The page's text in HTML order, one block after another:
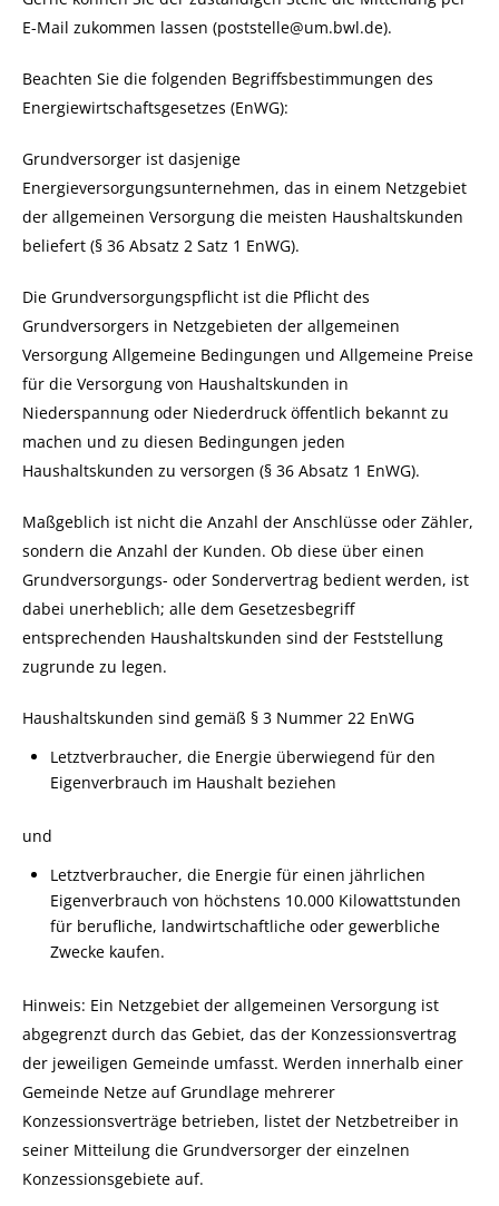
E-Mail zukommen lassen (poststelle@um.bwl.de).
Beachten Sie die folgenden Begriffsbestimmungen des
Energiewirtschaftsgesetzes (EnWG):
Grundversorger ist dasjenige
Energieversorgungsunternehmen, das in einem Netzgebiet
der allgemeinen Versorgung die meisten Haushaltskunden
beliefert (§ 36 Absatz 2 Satz 1 EnWG).
Die Grundversorgungspflicht ist die Pflicht des
Grundversorgers in Netzgebieten der allgemeinen
Versorgung Allgemeine Bedingungen und Allgemeine Preise
für die Versorgung von Haushaltskunden in
Niederspannung oder Niederdruck öffentlich bekannt zu
machen und zu diesen Bedingungen jeden
Haushaltskunden zu versorgen (§ 36 Absatz 1 EnWG).
Maßgeblich ist nicht die Anzahl der Anschlüsse oder Zähler,
sondern die Anzahl der Kunden. Ob diese über einen
Grundversorgungs- oder Sondervertrag bedient werden, ist
dabei unerheblich; alle dem Gesetzesbegriff
entsprechenden Haushaltskunden sind der Feststellung
zugrunde zu legen.
Haushaltskunden sind gemäß § 3 Nummer 22 EnWG
Letztverbraucher, die Energie überwiegend für den
Eigenverbrauch im Haushalt beziehen
und
Letztverbraucher, die Energie für einen jährlichen
Eigenverbrauch von höchstens 10.000 Kilowattstunden
für berufliche, landwirtschaftliche oder gewerbliche
Zwecke kaufen.
Hinweis: Ein Netzgebiet der allgemeinen Versorgung ist
abgegrenzt durch das Gebiet, das der Konzessionsvertrag
der jeweiligen Gemeinde umfasst. Werden innerhalb einer
Gemeinde Netze auf Grundlage mehrerer
Konzessionsverträge betrieben, listet der Netzbetreiber in
seiner Mitteilung die Grundversorger der einzelnen
Konzessionsgebiete auf.